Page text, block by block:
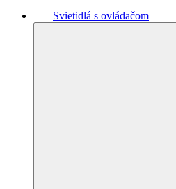
Svietidlá s ovládačom